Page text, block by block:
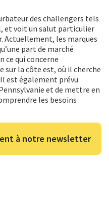
des challengers tels
et voit un salut particulier
Actuellement, les marques
part de marché
ce qui concerne
la côte est, où il cherche
est également prévu
et de mettre en
les besoins
à notre newsletter